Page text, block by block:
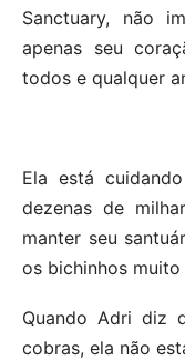
Sanctuary, não
apenas seu
todos e qualquer
Ela está
dezenas de
manter seu
os bichinhos
Quando Adri diz
cobras, ela não